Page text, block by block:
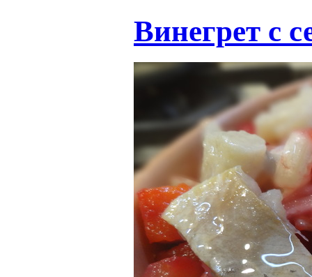
Винегрет с